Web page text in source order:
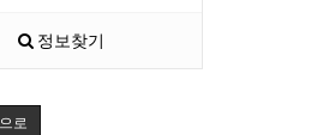
정보찾기
로